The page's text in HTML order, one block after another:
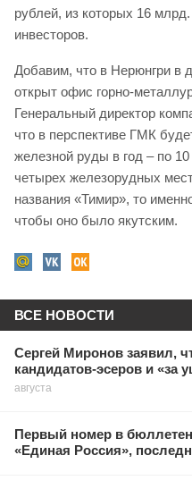
рублей, из которых 16
инвесторов.
Добавим, что в Нерюнгри в
открыт офис горно-
Генеральный директор
что в перспективе ГМК
железной руды в год – по
четырех железорудных
названия «Тимир», то
чтобы оно было якутским.
ВСЕ НОВОСТИ
Сергей Миронов заявил,
кандидатов-эсеров и «за
августа
Первый номер в
«Единая Россия»,